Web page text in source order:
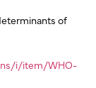
of
i/item/WHO-